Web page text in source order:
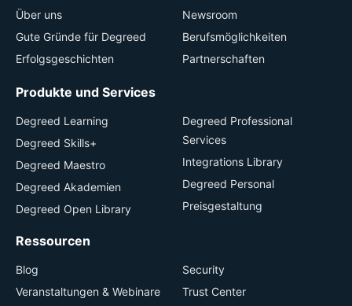
Über uns
Gute Gründe für Degreed
Erfolgsgeschichten
Newsroom
Berufsmöglichkeiten
Partnerschaften
Produkte und Services
Degreed Learning
Degreed Skills+
Degreed Maestro
Degreed Akademien
Degreed Open Library
Degreed Professional
Services
Integrations Library
Degreed Personal
Preisgestaltung
Ressourcen
Blog
Veranstaltungen & Webinare
Security
Trust Center